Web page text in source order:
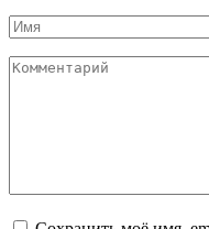
Имя
Комментарий